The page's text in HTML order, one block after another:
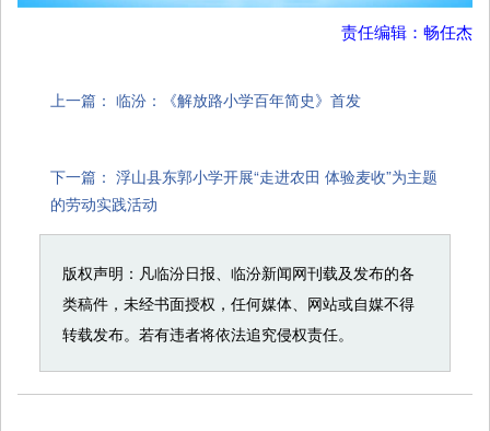
责任编辑：畅任杰
上一篇： 临汾：《解放路小学百年简史》首发
下一篇： 浮山县东郭小学开展“走进农田 体验麦收”为主题
的劳动实践活动
版权声明：凡临汾日报、临汾新闻网刊载及发布的各
类稿件，未经书面授权，任何媒体、网站或自媒不得
转载发布。若有违者将依法追究侵权责任。